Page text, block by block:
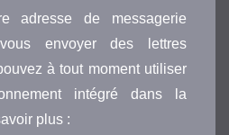
adresse de messagerie
envoyer des lettres
à tout moment utiliser
intégré dans la
plus :